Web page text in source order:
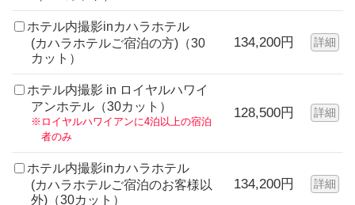
ホテル内撮影inカハラホテル
(カハラホテルご宿泊の方)（30
カット）
134,200円 詳細
ホテル内撮影 in ロイヤルハワイ
アンホテル（30カット）
※ロイヤルハワイアンに4泊以上の宿泊
者のみ
128,500円 詳細
ホテル内撮影inカハラホテル
(カハラホテルご宿泊のお客様以
外)（30カット）
134,200円 詳細